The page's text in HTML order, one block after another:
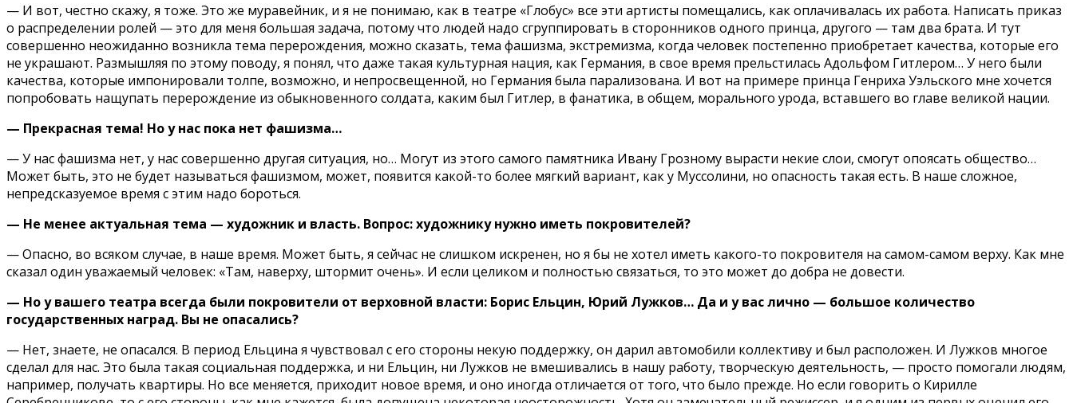
— И вот, честно скажу, я тоже. Это же муравейник, и я не понимаю, как в театре «Глобус» все эти артисты помещались, как оплачивалась их работа. Написать приказ
о распределении ролей — это для меня большая задача, потому что людей надо сгруппировать в сторонников одного принца, другого — там два брата. И тут
совершенно неожиданно возникла тема перерождения, можно сказать, тема фашизма, экстремизма, когда человек постепенно приобретает качества, которые его
не украшают. Размышляя по этому поводу, я понял, что даже такая культурная нация, как Германия, в свое время прельстилась Адольфом Гитлером… У него были
качества, которые импонировали толпе, возможно, и непросвещенной, но Германия была парализована. И вот на примере принца Генриха Уэльского мне хочется
попробовать нащупать перерождение из обыкновенного солдата, каким был Гитлер, в фанатика, в общем, морального урода, вставшего во главе великой нации.
— Прекрасная тема! Но у нас пока нет фашизма…
— У нас фашизма нет, у нас совершенно другая ситуация, но… Могут из этого самого памятника Ивану Грозному вырасти некие слои, смогут опоясать общество…
Может быть, это не будет называться фашизмом, может, появится какой-то более мягкий вариант, как у Муссолини, но опасность такая есть. В наше сложное,
непредсказуемое время с этим надо бороться.
— Не менее актуальная тема — художник и власть. Вопрос: художнику нужно иметь покровителей?
— Опасно, во всяком случае, в наше время. Может быть, я сейчас не слишком искренен, но я бы не хотел иметь какого-то покровителя на самом-самом верху. Как мне
сказал один уважаемый человек: «Там, наверху, штормит очень». И если целиком и полностью связаться, то это может до добра не довести.
— Но у вашего театра всегда были покровители от верховной власти: Борис Ельцин, Юрий Лужков… Да и у вас лично — большое количество
государственных наград. Вы не опасались?
— Нет, знаете, не опасался. В период Ельцина я чувствовал с его стороны некую поддержку, он дарил автомобили коллективу и был расположен. И Лужков многое
сделал для нас. Это была такая социальная поддержка, и ни Ельцин, ни Лужков не вмешивались в нашу работу, творческую деятельность, — просто помогали людям,
например, получать квартиры. Но все меняется, приходит новое время, и оно иногда отличается от того, что было прежде. Но если говорить о Кирилле